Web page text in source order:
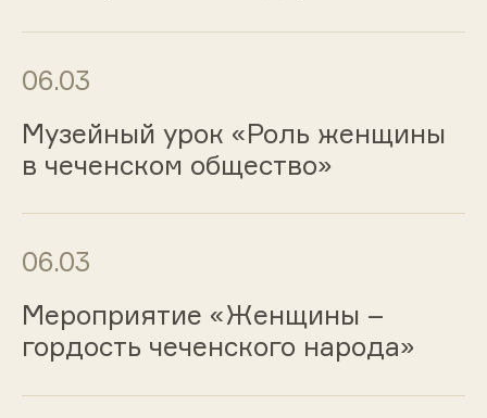
06.03
Музейный урок «Роль женщины
в чеченском общество»
06.03
Мероприятие «Женщины –
гордость чеченского народа»